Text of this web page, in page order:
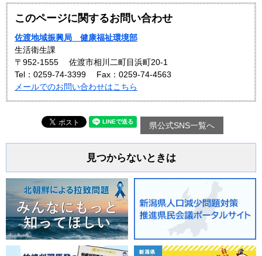
このページに関するお問い合わせ
佐渡地域振興局 健康福祉環境部
生活衛生課
〒952-1555
佐渡市相川二町目浜町20-1
Tel：0259-74-3399
Fax：0259-74-4563
メールでのお問い合わせはこちら
県公式SNS一覧へ
見つからないときは